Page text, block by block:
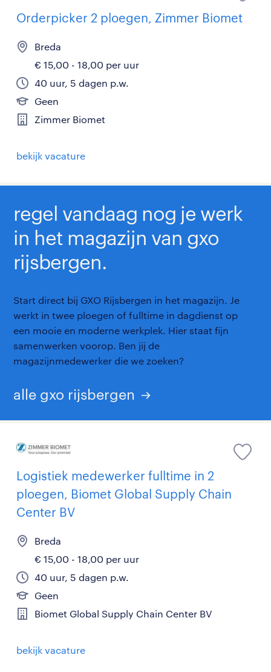
Orderpicker 2 ploegen, Zimmer Biomet
Breda
€ 15,00 - 18,00 per uur
40 uur, 5 dagen p.w.
Geen
Zimmer Biomet
bekijk vacature
regel vandaag nog je werk
in het magazijn van gxo
rijsbergen.
Start direct bij GXO Rijsbergen in het magazijn. Je
werkt in twee ploegen of fulltime in dagdienst op
een mooie en moderne werkplek. Hier staat fijn
samenwerken voorop. Ben jij de
magazijnmedewerker die we zoeken?
alle gxo rijsbergen
Logistiek medewerker fulltime in 2
ploegen, Biomet Global Supply Chain
Center BV
Breda
€ 15,00 - 18,00 per uur
40 uur, 5 dagen p.w.
Geen
Biomet Global Supply Chain Center BV
bekijk vacature